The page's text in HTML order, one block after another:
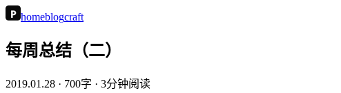
P homeblogcraft
每周总结（二）
2019.01.28 · 700字 · 3分钟阅读